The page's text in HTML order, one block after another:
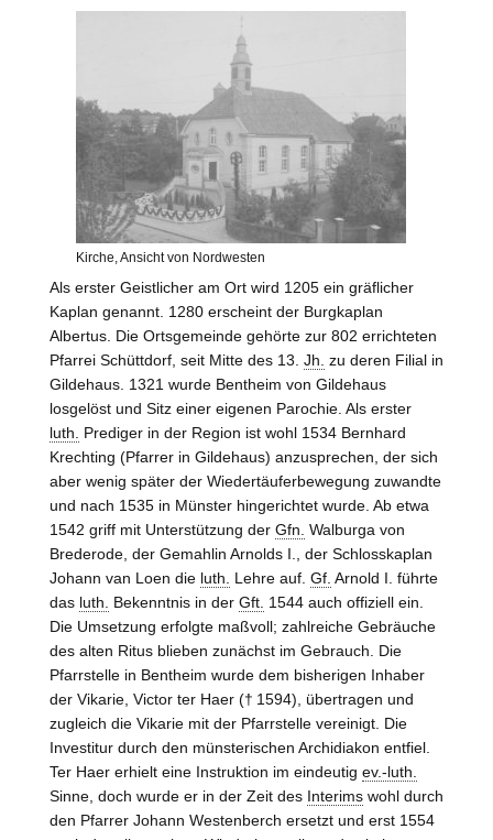
Kirche, Ansicht von Nordwesten
Als erster Geistlicher am Ort wird 1205 ein gräflicher
Kaplan genannt. 1280 erscheint der Burgkaplan
Albertus. Die Ortsgemeinde gehörte zur 802 errichteten
Pfarrei Schüttdorf, seit Mitte des 13. Jh. zu deren Filial in
Gildehaus. 1321 wurde Bentheim von Gildehaus
losgelöst und Sitz einer eigenen Parochie. Als erster
luth.
Prediger in der Region ist wohl 1534 Bernhard
Krechting (Pfarrer in Gildehaus) anzusprechen, der sich
aber wenig später der Wiedertäuferbewegung zuwandte
und nach 1535 in Münster hingerichtet wurde. Ab etwa
1542 griff mit Unterstützung der Gfn. Walburga von
Brederode, der Gemahlin Arnolds I., der Schlosskaplan
Johann van Loen die luth. Lehre auf. Gf. Arnold I. führte
das luth. Bekenntnis in der Gft. 1544 auch offiziell ein.
Die Umsetzung erfolgte maßvoll; zahlreiche Gebräuche
des alten Ritus blieben zunächst im Gebrauch. Die
Pfarrstelle in Bentheim wurde dem bisherigen Inhaber
der Vikarie, Victor ter Haer († 1594), übertragen und
zugleich die Vikarie mit der Pfarrstelle vereinigt. Die
Investitur durch den münsterischen Archidiakon entfiel.
Ter Haer erhielt eine Instruktion im eindeutig ev.-luth.
Sinne, doch wurde er in der Zeit des Interimswohl durch
den Pfarrer Johann Westenberch ersetzt und erst 1554